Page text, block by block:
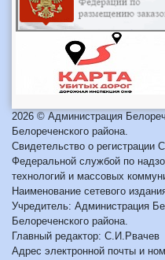
2026 © Администрация
Белореченского района.
Свидетельство о
Федеральной службой по
технологий и массовых
Наименование сетевого
Учредитель: Администрация
Белореченского района.
Главный редактор: С.И.Рвачев
Адрес электронной почты и